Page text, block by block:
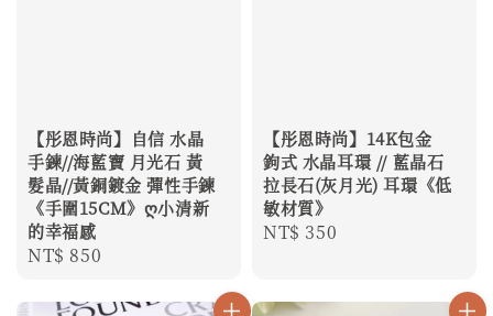
【彤恩時尚】自信 水晶
手鍊//海藍寶 月光石 黃
髮晶//黃銅鍍金 彈性手鍊
《手圍15CM》ღ小清新
的幸福感
Regular
NT$ 850
【彤恩時尚】14K包金
鉤式 水晶耳環 // 藍晶石
拉長石(灰月光) 耳環《低
敏材質》
Regular
NT$ 350